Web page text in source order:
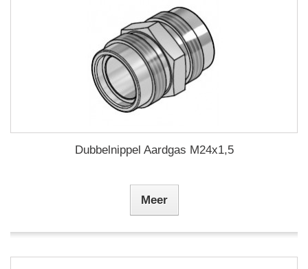
Dubbelnippel Aardgas M24x1,5
Meer